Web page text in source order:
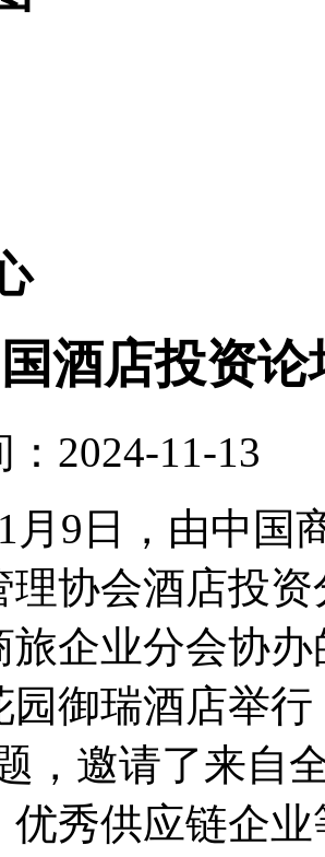
酒店投资
2024-11-13
月9日，由中国
理协会酒店投
旅企业分会协
园御瑞酒店举
，邀请了来自
优秀供应链企